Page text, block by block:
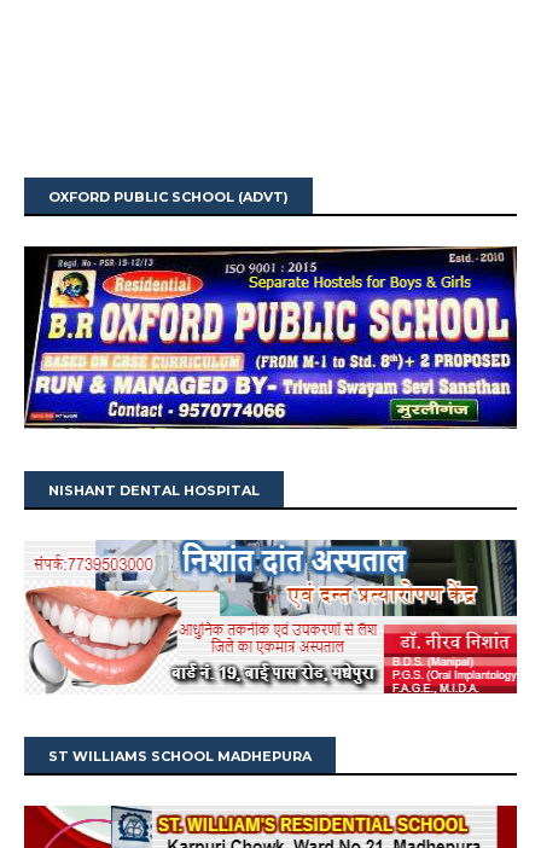
OXFORD PUBLIC SCHOOL (ADVT)
NISHANT DENTAL HOSPITAL
ST WILLIAMS SCHOOL MADHEPURA